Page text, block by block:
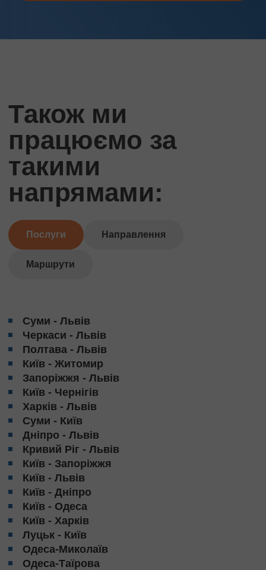
Також ми
працюємо за
такими
напрямами:
Послуги Направлення
Маршрути
Суми - Львів
Черкаси - Львів
Полтава - Львів
Київ - Житомир
Запоріжжя - Львів
Київ - Чернігів
Харків - Львів
Суми - Київ
Дніпро - Львів
Кривий Ріг - Львів
Київ - Запоріжжя
Київ - Львів
Київ - Дніпро
Київ - Одеса
Київ - Харків
Луцьк - Київ
Одеса-Миколаїв
Одеса-Таїрова